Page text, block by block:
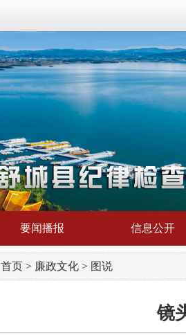
要闻播报 信息公开
首页 > 廉政文化 > 图说
镜